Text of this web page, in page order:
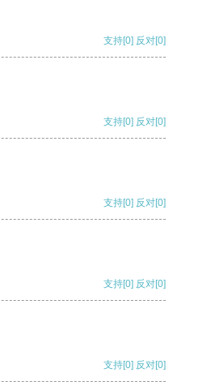
支持[0] 反对[0]
支持[0] 反对[0]
支持[0] 反对[0]
支持[0] 反对[0]
支持[0] 反对[0]